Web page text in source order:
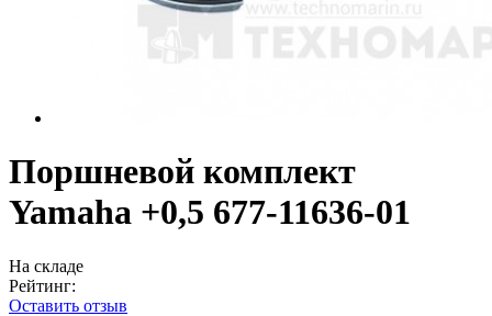
Поршневой комплект
Yamaha +0,5 677-11636-01
На складе
Рейтинг:
Оставить отзыв